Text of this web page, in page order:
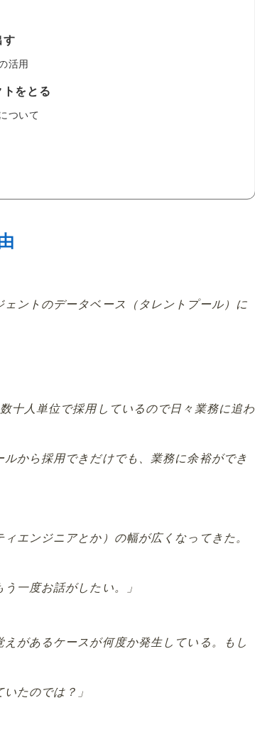
す
活用
をとる
ついて
ントのデータベース（タレントプール）に
十人単位で採用しているので日々業務に追わ
から採用できだけでも、業務に余裕ができ
エンジニアとか）の幅が広くなってきた。
一度お話がしたい。」
があるケースが何度か発生している。もし
たのでは？」